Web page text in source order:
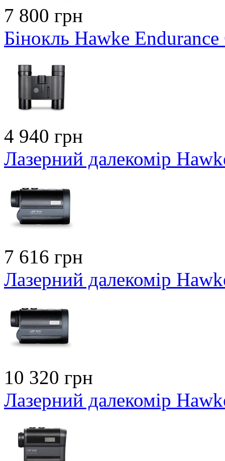
7 800 грн
Бінокль Hawke
4 940 грн
Лазерний далекомір
7 616 грн
Лазерний далекомір
10 320 грн
Лазерний далекомір